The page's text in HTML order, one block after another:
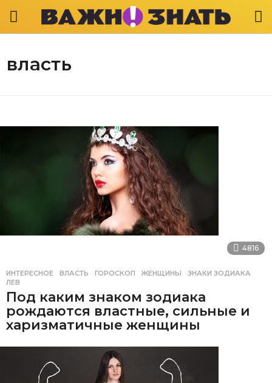
власть
4816
ИНТЕРЕСНОЕ ВЛАСТЬ ,ГОРОСКОП ,ЖЕНЩИНЫ ,ЗНАКИ ЗОДИАКА
ЛЕВ
Под каким знаком зодиака
рождаются властные, сильные и
харизматичные женщины